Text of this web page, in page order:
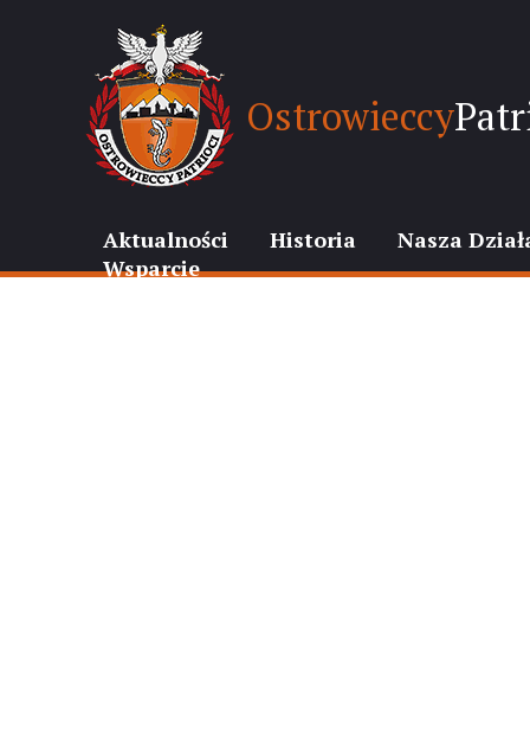
Ostrowieccy
Aktualności Historia
Nasza
Wsparcie